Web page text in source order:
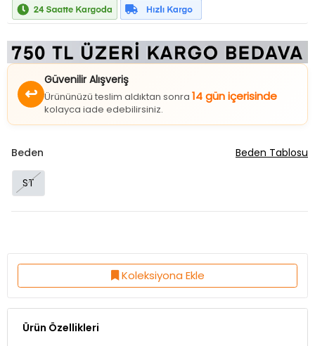
↩
Güvenilir Alışveriş
Ürününüzü teslim aldıktan sonra 14 gün içerisinde
kolayca iade edebilirsiniz.
Beden
ST
Beden Tablosu
Koleksiyona Ekle
Ürün Özellikleri